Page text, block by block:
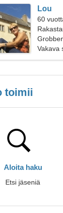
Lou
60
Vakava
toimii
Aloita haku
Etsi jäseniä